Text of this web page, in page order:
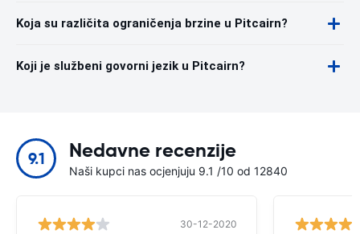
Koja su različita ograničenja brzine u Pitcairn?
Koji je službeni govorni jezik u Pitcairn?
9.1 Nedavne recenzije
Naši kupci nas ocjenjuju 9.1 /10 od 12840
30-12-2020